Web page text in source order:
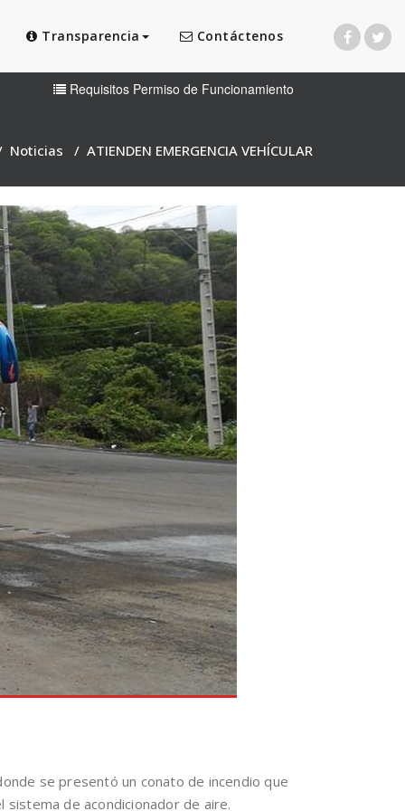
Transparencia Contáctenos
Requisitos Permiso de Funcionamiento
Noticias / ATIENDEN EMERGENCIA VEHÍCULAR
se presentó un conato de incendio que
de acondicionador de aire.